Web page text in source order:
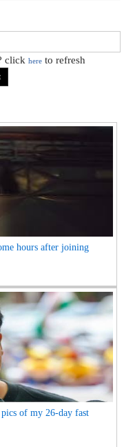
clickhere to refresh
hours after joining
of my 26-day fast